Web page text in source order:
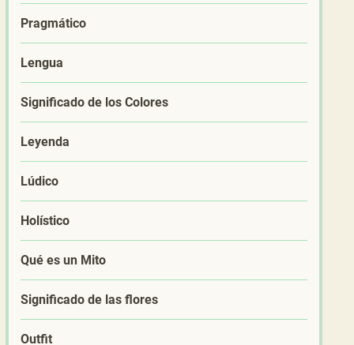
Pragmático
Lengua
Significado de los Colores
Leyenda
Lúdico
Holístico
Qué es un Mito
Significado de las flores
Outfit